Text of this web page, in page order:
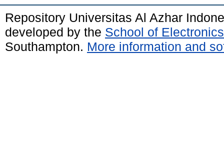
Repository Universitas Al Azhar
developed by the School of
Southampton. More information and